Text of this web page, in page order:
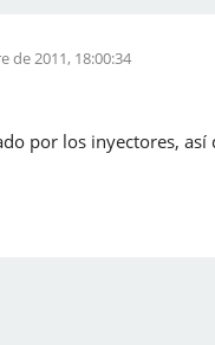
de 2011, 18:00:34
por los inyectores,